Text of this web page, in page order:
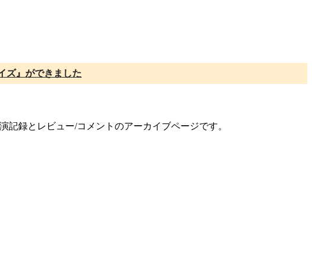
ズ』ができました
記録とレビュー/コメントのアーカイブページです。